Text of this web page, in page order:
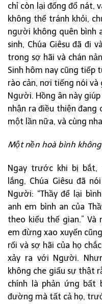
chỉ còn lại đống đổ nát,
không thể tránh khỏi,
người không quên bình
sinh, Chúa Giêsu đã đi
trong sợ hãi và chán
Sinh hôm nay cũng tiếp
rào cản, nơi tiếng nói
Người. Hồng ân này
nhận ra điều thiện đang
một lần nữa, và cùng
Một nền hoà bình
Ngay trước khi bị bắt,
lắng, Chúa Giêsu đã
Người: “Thầy để lại
anh em bình an của
theo kiểu thế gian.” Và
em đừng xao xuyến
rối và sợ hãi của họ
xảy ra với Người.
không che giấu sự thật
chính là phản ứng bất
đường mà tất cả họ,